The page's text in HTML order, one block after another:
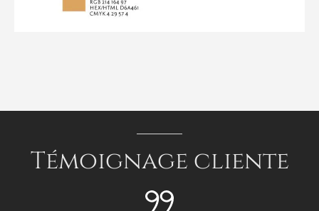
Témoignage cliente